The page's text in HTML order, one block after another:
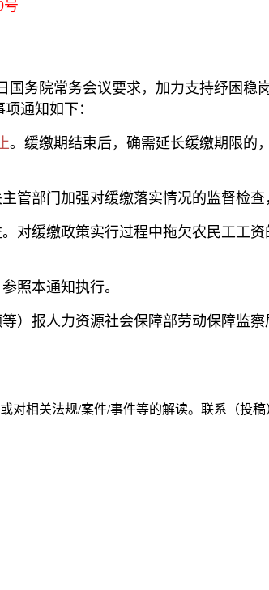
号
务院常务会议要求，加力支持纾困稳
通知如下：
。缓缴期结束后，确需延长缓缴期限的
部门加强对缓缴落实情况的监督检查
对缓缴政策实行过程中拖欠农民工工
照本通知执行。
）报人力资源社会保障部劳动保障监察
相关法规/案件/事件等的解读。联系（投稿